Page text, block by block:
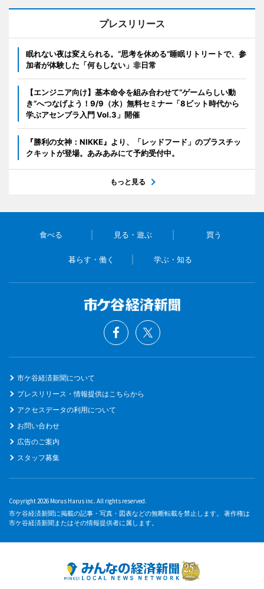
プレスリリース
眠れない夜は変えられる。“思考を休める”睡眠リトリートで、参
加者が体験した「何もしない」非日常
【エンジニア向け】基本命令を組み合わせて“ゲームらしい動
き”へつなげよう！9/9（水）無料セミナー「8ビット時代から
学ぶアセンブラ入門 Vol.3」開催
『勝利の女神：NIKKE』より、「レッドフード」のプラスチッ
クキットが登場。あみあみにて予約受付中。
もっと見る
食べる 見る・遊ぶ 買う
暮らす・働く 学ぶ・知る
市ケ谷経済新聞について
プレスリリース・情報提供はこちらから
アクセスデータの利用について
お問い合わせ
広告のご案内
スタッフ募集
Copyright 2026 Morus Harus inc. All rights reserved.
市ケ谷経済新聞に掲載の記事・写真・図表などの無断転載を禁止します。 著作権は
市ケ谷経済新聞またはその情報提供者に属します。